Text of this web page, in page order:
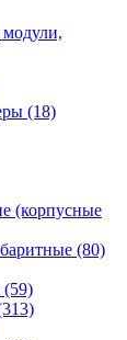
(18)
(корпусные
(80)
(59)